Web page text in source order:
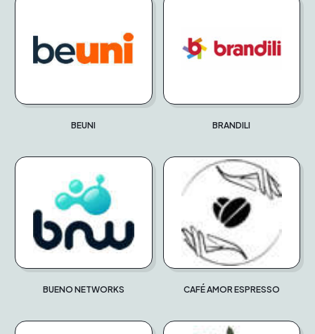
BEUNI BRANDILI
BUENO NETWORKS CAFÉ AMOR ESPRESSO